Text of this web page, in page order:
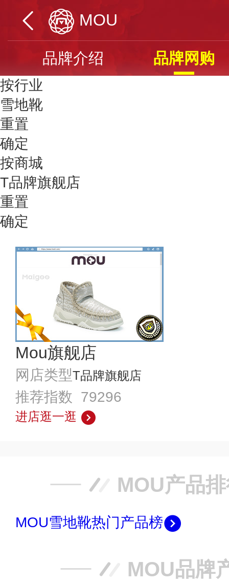
MOU
品牌介绍 品牌网购
按行业
雪地靴
重置
确定
按商城
T品牌旗舰店
重置
确定
Mou旗舰店
网店类型T品牌旗舰店
推荐指数 79296
进店逛一逛
MOU产品
MOU雪地靴热门产品榜
MOU品牌